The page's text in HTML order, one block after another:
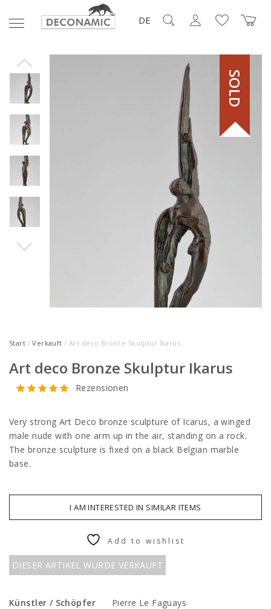
DE
SOLD
Start /Verkauft / Art deco Bronze Skulptur Ikarus
Art deco Bronze Skulptur Ikarus
Rezensionen
Very strong Art Deco bronze sculpture of Icarus, a winged
male nude with one arm up in the air, standing on a rock.
The bronze sculpture is fixed on a black Belgian marble
base.
I AM INTERESTED IN SIMILAR ITEMS
DIESER ARTIKEL WURDE VERKAUFT
Add to wishlist
Künstler / Schöpfer
Pierre Le Faguays